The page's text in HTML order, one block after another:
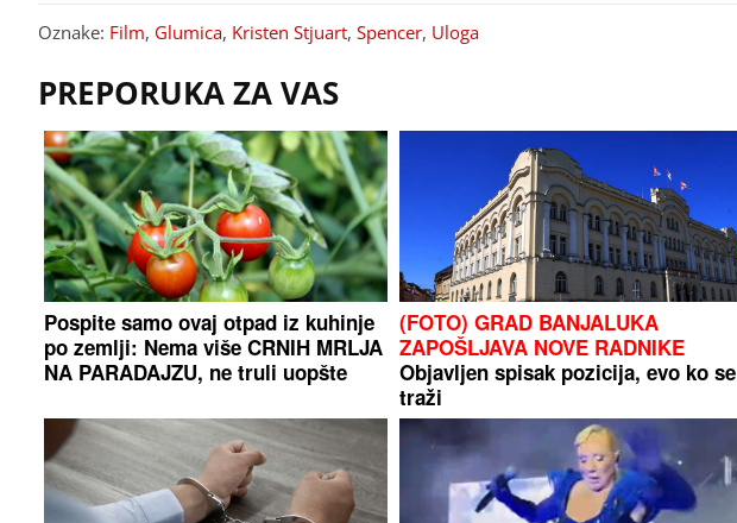
Oznake: Film, Glumica, Kristen Stjuart, Spencer, Uloga
PREPORUKA ZA VAS
Pospite samo ovaj otpad iz kuhinje
po zemlji: Nema više CRNIH MRLJA
NA PARADAJZU, ne truli uopšte
(FOTO) GRAD BANJALUKA
ZAPOŠLJAVA NOVE RADNIKE
Objavljen spisak pozicija, evo ko se
traži